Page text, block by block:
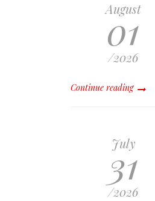
August
01
/2026
Continue reading
July
31
/2026